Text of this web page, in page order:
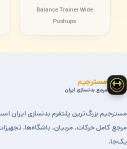
Balance Trainer Wide
Pushups
مسترجیم
مرجع بدنسازی ایران
مسترجیم بزرگ‌ترین پلتفرم بدنسازی ایران
مرجع کامل حرکات، مربیان، باشگاه‌ها،
یک‌جا.